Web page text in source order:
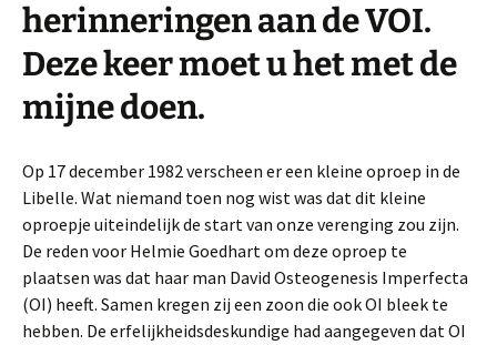
herinneringen aan de VOI.
Deze keer moet u het met de
mijne doen.
Op 17 december 1982 verscheen er een kleine oproep in de
Libelle. Wat niemand toen nog wist was dat dit kleine
oproepje uiteindelijk de start van onze verenging zou zijn.
De reden voor Helmie Goedhart om deze oproep te
plaatsen was dat haar man David Osteogenesis Imperfecta
(OI) heeft. Samen kregen zij een zoon die ook OI bleek te
hebben. De erfelijkheidsdeskundige had aangegeven dat OI